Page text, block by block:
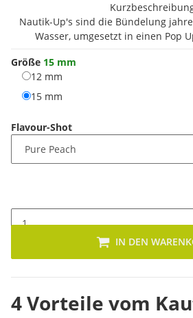
Nautik-Up's sind die Bündelung
Wasser, umgesetzt in einen Pop
Größe 15 mm
12 mm
15 mm
Flavour-Shot
IN DEN
4 Vorteile vom